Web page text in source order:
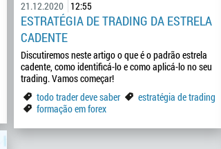
21.12.2020 12:55
ESTRATÉGIA DE TRADING DA ESTRELA
CADENTE
Discutiremos neste artigo o que é o padrão estrela
cadente, como identificá-lo e como aplicá-lo no seu
trading. Vamos começar!
todo trader deve saber
estratégia de trading
formação em forex